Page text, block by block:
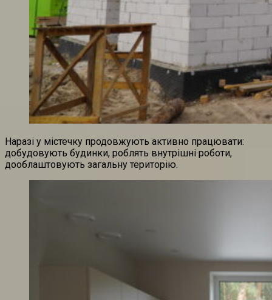
Наразі у містечку продовжують активно працювати:
добудовують будинки, роблять внутрішні роботи,
дооблаштовують загальну територію.